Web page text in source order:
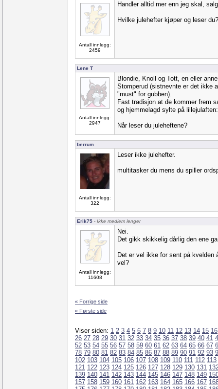
Antall innlegg:
2459
Handler alltid mer enn jeg skal,
Hvilke julehefter kjøper og leser du?
Lene T
Antall innlegg:
2947
Blondie, Knoll og Tott, en eller
Stomperud (sistnevnte er det ikke
"must" for gubben).
Fast tradisjon at de kommer frem
og hjemmelagd sylte på
Når leser du juleheftene?
berrum
Antall innlegg:
322
Leser ikke julehefter.
multitasker du mens du spiller
Erik75 - Ikke medlem lenger
Antall innlegg:
11608
Nei.
Det gikk skikkelig dårlig den ene
Det er vel ikke for sent på kvelden
vel?
« Forrige side
« Første side
Viser siden: 1 2 3 4 5 6 7 8 9 10 11 12 13 14 15 16
26 27 28 29 30 31 32 33 34 35 36 37 38 39 40 41
52 53 54 55 56 57 58 59 60 61 62 63 64 65 66 67
78 79 80 81 82 83 84 85 86 87 88 89 90 91 92 93
102 103 104 105 106 107 108 109 110 111 112 113
121 122 123 124 125 126 127 128 129 130 131
139 140 141 142 143 144 145 146 147 148 149
157 158 159 160 161 162 163 164 165 166 167